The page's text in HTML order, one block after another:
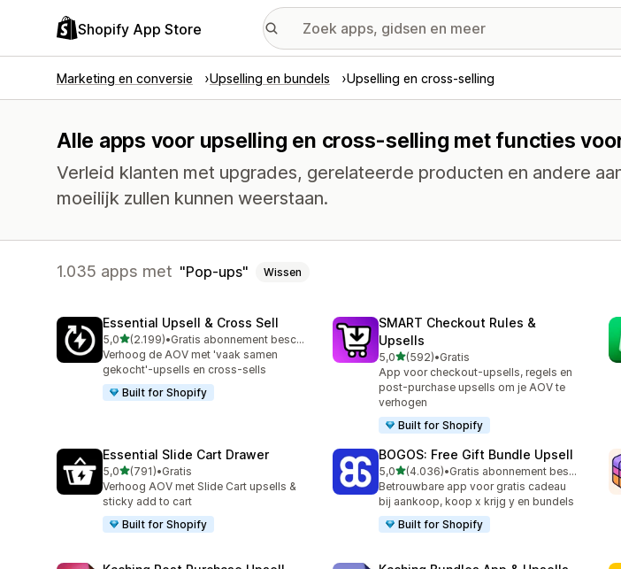
Shopify App Store
Marketing en conversie Upselling en bundels Upselling en cross-selling
Alle apps voor upselling en cross-selling met functies
Verleid klanten met upgrades, gerelateerde producten en andere
moeilijk zullen kunnen weerstaan.
1.035 apps met Pop-ups Wissen
Essential Upsell & Cross Sell
5,0van 5 sterren
(2.199)
2199 recensies in totaal
•
Gratis abonnement beschikbaar
Verhoog de AOV met 'vaak samen
gekocht'-upsells en cross-sells
Built for Shopify
SMART Checkout Rules &
Upsells
5,0van 5 sterren
(592)
592 recensies in totaal
•Gratis
App voor checkout-upsells, regels en
post-purchase upsells om je AOV te
verhogen
Built for Shopify
Essential Slide Cart Drawer
5,0van 5 sterren
(791)
791 recensies in totaal
•Gratis
Verhoog AOV met Slide Cart upsells &
sticky add to cart
Built for Shopify
BOGOS: Free Gift Bundle Upsell
5,0van 5 sterren
(4.036)
4036 recensies in totaal
•
Gratis abonnement beschikbaar
Betrouwbare app voor gratis cadeau
bij aankoop, koop x krijg y en bundels
Built for Shopify